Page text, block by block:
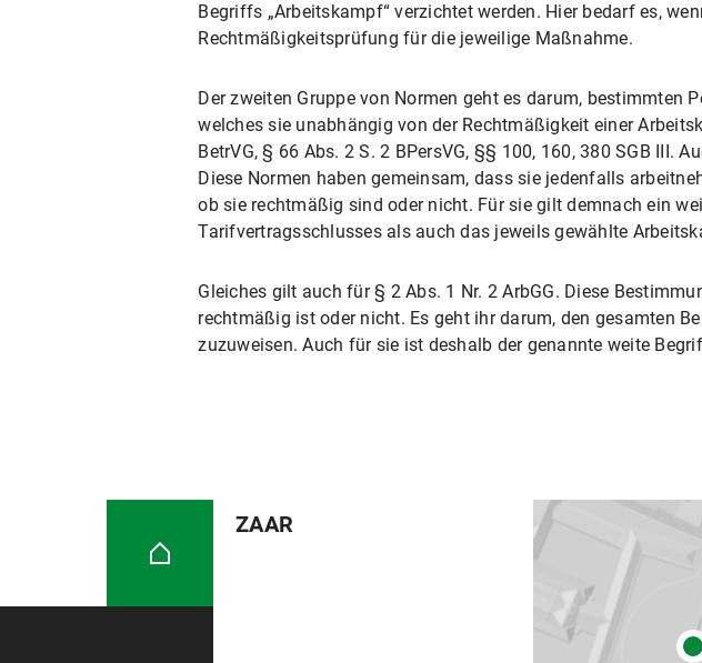
Begriffs „Arbeitskampf“ verzichtet werden. Hier bedarf es,
Rechtmäßigkeitsprüfung für die jeweilige Maßnahme.
Der zweiten Gruppe von Normen geht es darum, bestimmten
welches sie unabhängig von der Rechtmäßigkeit einer
BetrVG, § 66 Abs. 2 S. 2 BPersVG, §§ 100, 160, 380 SGB III.
Diese Normen haben gemeinsam, dass sie jedenfalls
ob sie rechtmäßig sind oder nicht. Für sie gilt demnach ein
Tarifvertragsschlusses als auch das jeweils gewählte
Gleiches gilt auch für § 2 Abs. 1 Nr. 2 ArbGG. Diese
rechtmäßig ist oder nicht. Es geht ihr darum, den gesamten
zuzuweisen. Auch für sie ist deshalb der genannte weite
ZAAR